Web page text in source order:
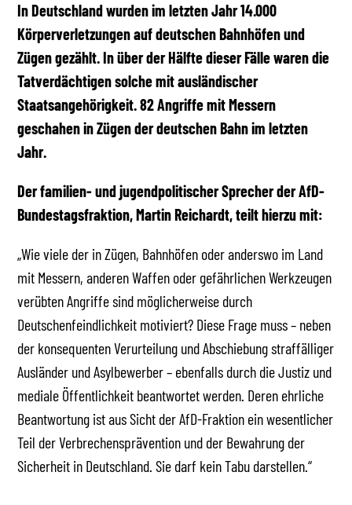
In Deutschland wurden im letzten Jahr 14.000
Körperverletzungen auf deutschen Bahnhöfen und
Zügen gezählt. In über der Hälfte dieser Fälle waren die
Tatverdächtigen solche mit ausländischer
Staatsangehörigkeit. 82 Angriffe mit Messern
geschahen in Zügen der deutschen Bahn im letzten
Jahr.
Der familien- und jugendpolitischer Sprecher der AfD-
Bundestagsfraktion, Martin Reichardt, teilt hierzu mit:
„Wie viele der in Zügen, Bahnhöfen oder anderswo im Land
mit Messern, anderen Waffen oder gefährlichen Werkzeugen
verübten Angriffe sind möglicherweise durch
Deutschenfeindlichkeit motiviert? Diese Frage muss – neben
der konsequenten Verurteilung und Abschiebung straffälliger
Ausländer und Asylbewerber – ebenfalls durch die Justiz und
mediale Öffentlichkeit beantwortet werden. Deren ehrliche
Beantwortung ist aus Sicht der AfD-Fraktion ein wesentlicher
Teil der Verbrechensprävention und der Bewahrung der
Sicherheit in Deutschland. Sie darf kein Tabu darstellen.“